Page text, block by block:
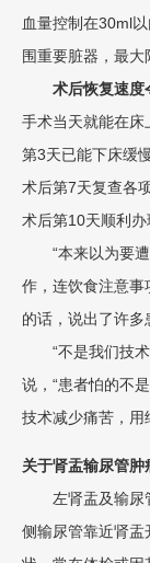
血量控制在30ml
围重要脏器，最大
术后恢复速度
手术当天就能在床
第3天已能下床缓
术后第7天复查各
术后第10天顺利办
“本来以为要
作，连饮食注意事
的话，说出了许多
“不是我们技
说，“患者怕的不
技术减少痛苦，用
关于肾盂输尿管
左肾盂及输
侧输尿管靠近肾盂